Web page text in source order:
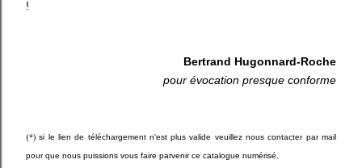
!
Bertrand Hugonnard-Roche
pour évocation presque conforme
(*)si le lien de téléchargement n'est plus valide veuillez nous contacter par mail
pour que nous puissions vous faire parvenir ce catalogue numérisé.